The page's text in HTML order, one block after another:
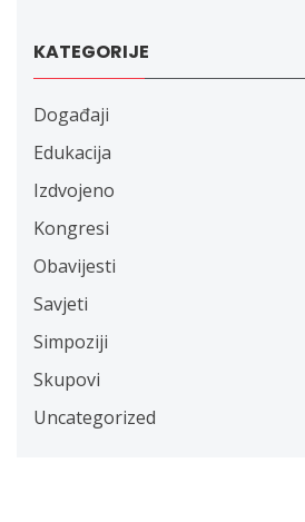
KATEGORIJE
Događaji
Edukacija
Izdvojeno
Kongresi
Obavijesti
Savjeti
Simpoziji
Skupovi
Uncategorized